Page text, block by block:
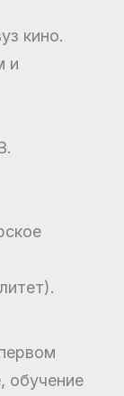
кино.
и
обучение